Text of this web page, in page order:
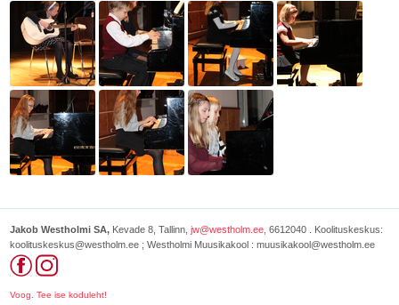
Jakob Westholmi SA, Kevade 8, Tallinn, jw@westholm.ee, 6612040 . Koolituskeskus:
koolituskeskus@westholm.ee ; Westholmi Muusikakool : muusikakool@westholm.ee
Voog. Tee ise koduleht!